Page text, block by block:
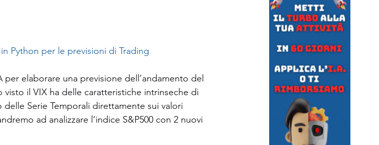
Python per le previsioni di Trading
elaborare una previsione dell’andamento del
il VIX ha delle caratteristiche intrinseche di
Serie Temporali direttamente sui valori
ad analizzare l’indice S&P500 con 2 nuovi